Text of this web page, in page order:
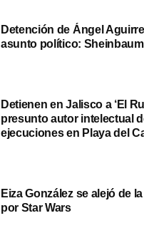
Detención de Ángel
asunto político: Sheinbaum
Detienen en Jalisco a ‘El
presunto autor intelectual
ejecuciones en Playa del
Eiza González se alejó de
por Star Wars